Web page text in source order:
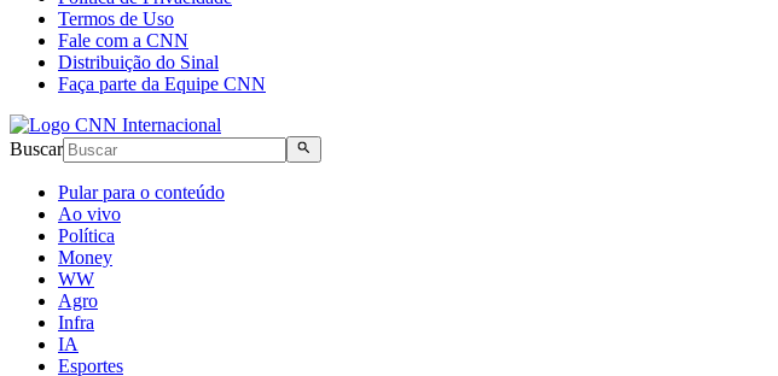
Termos de Uso
Fale com a CNN
Distribuição do Sinal
Faça parte da Equipe CNN
Buscar
Pular para o conteúdo
Ao vivo
Política
Money
WW
Agro
Infra
IA
Esportes